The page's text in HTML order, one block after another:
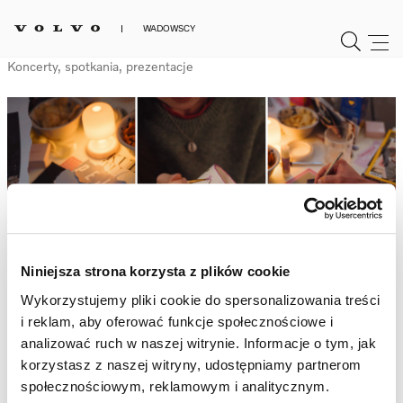
Niniejsza strona korzysta z plików cookie
Wykorzystujemy pliki cookie do spersonalizowania treści
i reklam, aby oferować funkcje społecznościowe i
analizować ruch w naszej witrynie. Informacje o tym, jak
korzystasz z naszej witryny, udostępniamy partnerom
społecznościowym, reklamowym i analitycznym.
WADOWSCY
Wydarzenia
Koncerty, spotkania, prezentacje
Dinner Art.
Obudź swoją kreatywność